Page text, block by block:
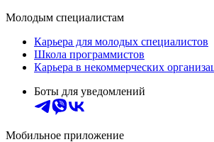
Молодым специалистам
Карьера для молодых специалистов
Школа программистов
Карьера в некоммерческих
Боты для уведомлений
Мобильное приложение